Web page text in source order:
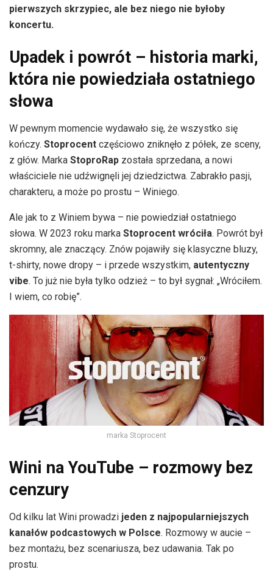
pierwszych skrzypiec, ale bez niego nie byłoby
koncertu.
Upadek i powrót – historia marki,
która nie powiedziała ostatniego
słowa
W pewnym momencie wydawało się, że wszystko się
kończy. Stoprocent częściowo zniknęło z półek, ze sceny,
z głów. Marka StoproRap została sprzedana, a nowi
właściciele nie udźwignęli jej dziedzictwa. Zabrakło pasji,
charakteru, a może po prostu – Winiego.
Ale jak to z Winiem bywa – nie powiedział ostatniego
słowa. W 2023 roku marka Stoprocent wróciła. Powrót był
skromny, ale znaczący. Znów pojawiły się klasyczne bluzy,
t-shirty, nowe dropy – i przede wszystkim, autentyczny
vibe. To już nie była tylko odzież – to był sygnał: „Wróciłem.
I wiem, co robię”.
marka Stoprocent
Wini na YouTube – rozmowy bez
cenzury
Od kilku lat Wini prowadzi jeden z najpopularniejszych
kanałów podcastowych w Polsce. Rozmowy w aucie –
bez montażu, bez scenariusza, bez udawania. Tak po
prostu.